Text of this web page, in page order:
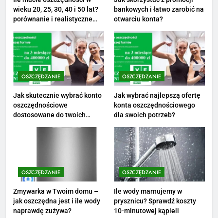
2
Ile zarabia psycholog szkolny:
poznaj średnie zarobki na tym
stanowisku
ZAROBKI
3
Ile zarabia florysta — średnie
zarobki, dodatki i sposoby na
podwyżkę
ZAROBKI
Ile zarabia nauczyciel
matematyki: średnie zarobki,
dodatki i perspektywy
ZAROBKI
5
wieku 20, 25, 30, 40 i 50 lat?
porównanie i realistyczne
bankowych i łatwo zarobić na
otwarciu konta?
OSZCZĘDZANIE
Jak skutecznie wybrać konto
oszczędnościowe
dostosowane do twoich
OSZCZĘDZANIE
Jak wybrać najlepszą ofertę
konta oszczędnościowego
dla swoich potrzeb?
OSZCZĘDZANIE
Zmywarka w Twoim domu –
jak oszczędna jest i ile wody
naprawdę zużywa?
OSZCZĘDZANIE
Ile wody marnujemy w
prysznicu? Sprawdź koszty
10-minutowej kąpieli